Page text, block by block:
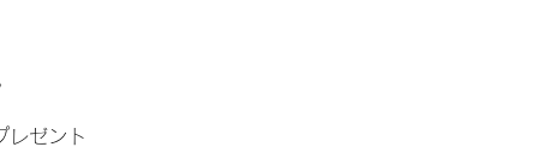
レゼント